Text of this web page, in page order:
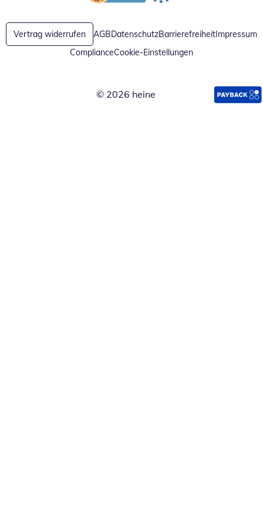
Öffnet in neuem FensterÖffnet in neuem Fenster
Vertrag widerrufen AGBDatenschutzBarrierefreiheitImpressum
ComplianceCookie-Einstellungen
© 2026 heine